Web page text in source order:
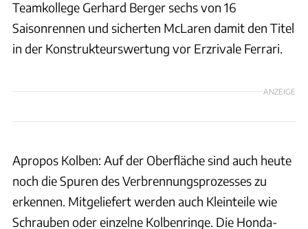
Teamkollege Gerhard Berger sechs von 16
Saisonrennen und sicherten McLaren damit den Titel
in der Konstrukteurswertung vor Erzrivale Ferrari.
ANZEIGE
Apropos Kolben: Auf der Oberfläche sind auch heute
noch die Spuren des Verbrennungsprozesses zu
erkennen. Mitgeliefert werden auch Kleinteile wie
Schrauben oder einzelne Kolbenringe. Die Honda-